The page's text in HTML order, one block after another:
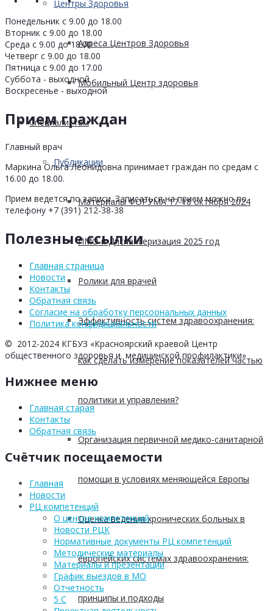
Центры Здоровья
Адреса Центров Здоровья
Мобильный Центр здоровья
Cпециалистам
Публикации
Материалы ФОРУМА 17-18 октября 2024
ПМО и Диспансеризация 2025 год
Ролики для врачей
Эффективность систем здравоохранения:
как сделать измерение показателей частью
политики и управления?
Организация первичной медико-санитарной
помощи в условиях меняющейся Европы
Оценка ведения хронических больных в
европейских системах здравоохранения:
принципы и подходы
Понедельник с 9.00 до 18.00
Вторник с 9.00 до 18.00
Среда с 9.00 до 18.00
Четверг с 9.00 до 18.00
Пятница с 9.00 до 17.00
Суббота - выходной
Воскресенье - выходной
Прием граждан
Главный врач
Маркина Ольга Леонидовна принимает граждан по средам с
16.00 до 18.00.
Прием ведется по записи. Записаться на прием можно по
телефону +7 (391) 212-38-38
Полезные ссылки
Главная страница
Новости
Контакты
Обратная связь
Согласие на обработку персоональных данных
Политика конфидициальности
© 2012-2024 КГБУЗ «Красноярский краевой Центр
общественного здоровья и медицинской профилактики»
Нижнее меню
Главная старая
Контакты
Обратная связь
Счётчик посещаемости
Главная
Новости
РЦ компетенций
О центре компетенций
Новости РЦК
Нормативные документы РЦ компетенций
Методические материалы
Материалы и презентации
График выездов в МО
Отчетность
5 С